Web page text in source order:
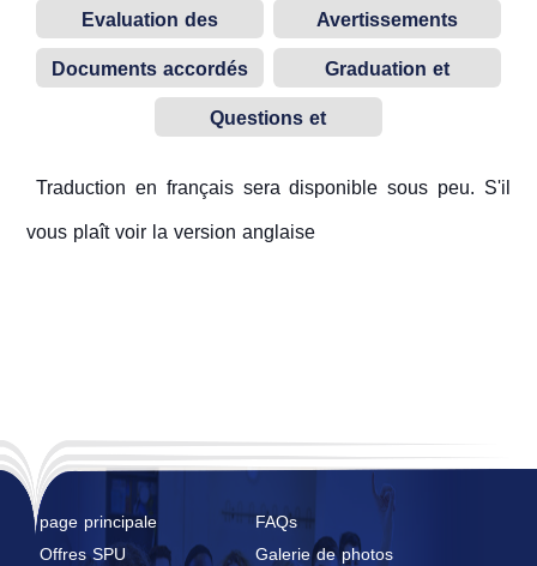
Evaluation des
étudiants
Avertissements
académiques
Documents accordés
par l’université
Graduation et
l’examen national
unifié
Questions et
Traduction en français sera disponible sous peu. S'il
vous plaît voir la version anglaise
page principale
FAQs
Offres SPU
Galerie de photos